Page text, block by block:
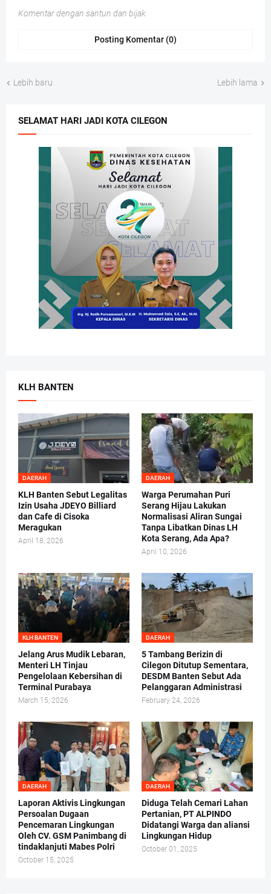
Komentar dengan santun dan bijak
Posting Komentar (0)
Lebih baru Lebih lama
SELAMAT HARI JADI KOTA CILEGON
KLH BANTEN
DAERAH
KLH Banten Sebut Legalitas
Izin Usaha JDEYO Billiard
dan Cafe di Cisoka
Meragukan
April 18, 2026
DAERAH
Warga Perumahan Puri
Serang Hijau Lakukan
Normalisasi Aliran Sungai
Tanpa Libatkan Dinas LH
Kota Serang, Ada Apa?
April 10, 2026
KLH BANTEN
Jelang Arus Mudik Lebaran,
Menteri LH Tinjau
Pengelolaan Kebersihan di
Terminal Purabaya
March 15, 2026
DAERAH
5 Tambang Berizin di
Cilegon Ditutup Sementara,
DESDM Banten Sebut Ada
Pelanggaran Administrasi
February 24, 2026
DAERAH
Laporan Aktivis Lingkungan
Persoalan Dugaan
Pencemaran Lingkungan
Oleh CV. GSM Panimbang di
tindaklanjuti Mabes Polri
October 15, 2025
DAERAH
Diduga Telah Cemari Lahan
Pertanian, PT ALPINDO
Didatangi Warga dan aliansi
Lingkungan Hidup
October 01, 2025